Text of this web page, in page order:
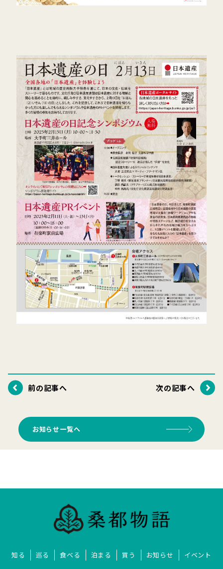
前の記事へ 次の記事へ
お知らせ一覧へ
知る 巡る 食べる 泊まる 買う お知らせ イベント